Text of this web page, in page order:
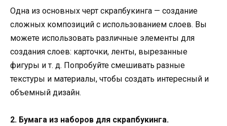
Одна из основных черт скрапбукинга — создание
сложных композиций с использованием слоев. Вы
можете использовать различные элементы для
создания слоев: карточки, ленты, вырезанные
фигуры и т. д. Попробуйте смешивать разные
текстуры и материалы, чтобы создать интересный и
объемный дизайн.
2. Бумага из наборов для скрапбукинга.